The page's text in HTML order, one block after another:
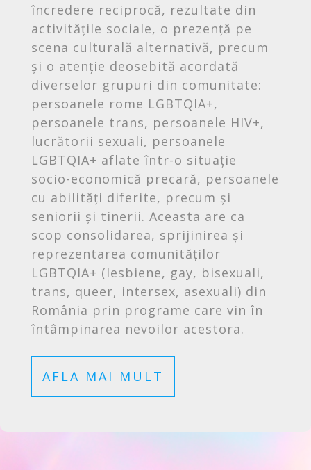
încredere reciprocă, rezultate din
activitățile sociale, o prezență pe
scena culturală alternativă, precum
și o atenție deosebită acordată
diverselor grupuri din comunitate:
persoanele rome LGBTQIA+,
persoanele trans, persoanele HIV+,
lucrătorii sexuali, persoanele
LGBTQIA+ aflate într-o situație
socio-economică precară, persoanele
cu abilități diferite, precum și
seniorii și tinerii. Aceasta are ca
scop consolidarea, sprijinirea și
reprezentarea comunităților
LGBTQIA+ (lesbiene, gay, bisexuali,
trans, queer, intersex, asexuali) din
România prin programe care vin în
întâmpinarea nevoilor acestora.
AFLA MAI MULT